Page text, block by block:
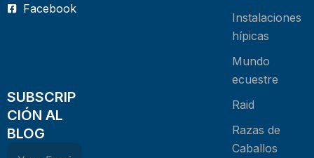
Facebook
SUBSCRIP
CIÓN AL
BLOG
Instalaciones
hípicas
Mundo
ecuestre
Raid
Razas de
Caballos